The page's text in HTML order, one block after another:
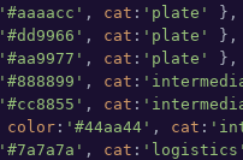
'#aaaacc' , cat : 'plate'
},
'#dd9966' , cat : 'plate'
},
'#aa9977' , cat : 'plate'
},
'#888899' , cat :
'#cc8855' , cat :
color : '#44aa44' , cat :
'#7a7a7a' , cat : 'logistics'